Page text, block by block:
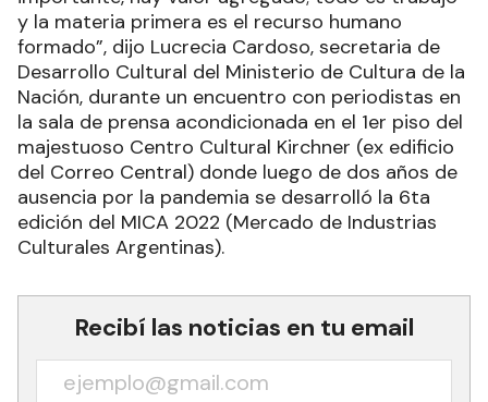
y la materia primera es el recurso humano
formado”, dijo Lucrecia Cardoso, secretaria de
Desarrollo Cultural del Ministerio de Cultura de la
Nación, durante un encuentro con periodistas en
la sala de prensa acondicionada en el 1er piso del
majestuoso Centro Cultural Kirchner (ex edificio
del Correo Central) donde luego de dos años de
ausencia por la pandemia se desarrolló la 6ta
edición del MICA 2022 (Mercado de Industrias
Culturales Argentinas).
Recibí las noticias en tu email